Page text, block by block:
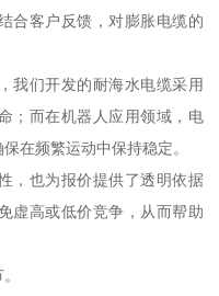
合客户反馈，对膨胀电缆的
我们开发的耐海水电缆采用
；而在机器人应用领域，电
在频繁运动中保持稳定。
，也为报价提供了透明依据
高或低价竞争，从而帮助